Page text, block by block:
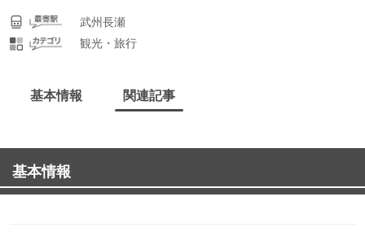
武州長瀬
観光・旅行
基本情報 関連記事
基本情報